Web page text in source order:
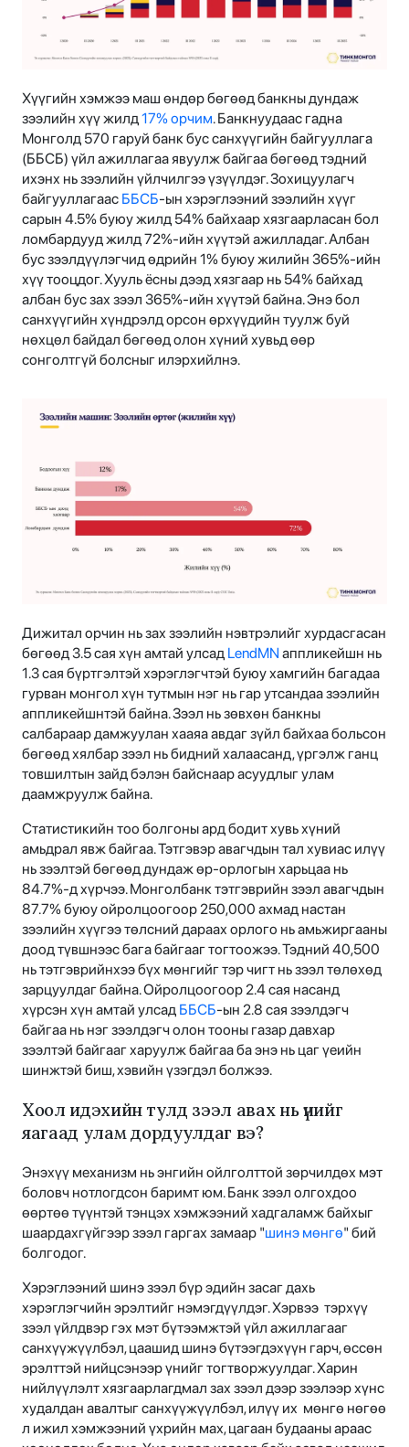
Хүүгийн хэмжээ маш өндөр бөгөөд банкны дундаж
зээлийн хүү жилд17% орчим. Банкнуудаас гадна
Монголд 570 гаруй банк бус санхүүгийн байгууллага
(ББСБ) үйл ажиллагаа явуулж байгаа бөгөөд тэдний
ихэнх нь зээлийн үйлчилгээ үзүүлдэг. Зохицуулагч
байгууллагаас ББСБ-ын хэрэглээний зээлийн хүүг
сарын 4.5% буюу жилд 54% байхаар хязгаарласан бол
ломбардууд жилд 72%-ийн хүүтэй ажилладаг. Албан
бус зээлдүүлэгчид өдрийн 1% буюу жилийн 365%-ийн
хүү тооцдог. Хууль ёсны дээд хязгаар нь 54% байхад
албан бус зах зээл 365%-ийн хүүтэй байна. Энэ бол
санхүүгийн хүндрэлд орсон өрхүүдийн туулж буй
нөхцөл байдал бөгөөд олон хүний хувьд өөр
сонголтгүй болсныг илэрхийлнэ.
Дижитал орчин нь зах зээлийн нэвтрэлийг хурдасгасан
бөгөөд 3.5 сая хүн амтай улсад LendMN аппликейшн нь
1.3 сая бүртгэлтэй хэрэглэгчтэй буюу хамгийн багадаа
гурван монгол хүн тутмын нэг нь гар утсандаа зээлийн
аппликейшнтэй байна. Зээл нь зөвхөн банкны
салбараар дамжуулан хааяа авдаг зүйл байхаа больсон
бөгөөд хялбар зээл нь бидний халаасанд, үргэлж ганц
товшилтын зайд бэлэн байснаар асуудлыг улам
даамжруулж байна.
Статистикийн тоо болгоны ард бодит хувь хүний
амьдрал явж байгаа. Тэтгэвэр авагчдын тал хувиас илүү
нь зээлтэй бөгөөд дундаж өр-орлогын харьцаа нь
84.7%-д хүрчээ. Монголбанк тэтгэврийн зээл авагчдын
87.7% буюу ойролцоогоор 250,000 ахмад настан
зээлийн хүүгээ төлсний дараах орлого нь амьжиргааны
доод түвшнээс бага байгааг тогтоожээ. Тэдний 40,500
нь тэтгэврийнхээ бүх мөнгийг тэр чигт нь зээл төлөхөд
зарцуулдаг байна. Ойролцоогоор 2.4 сая насанд
хүрсэн хүн амтай улсад ББСБ-ын 2.8 сая зээлдэгч
байгаа нь нэг зээлдэгч олон тооны газар давхар
зээлтэй байгааг харуулж байгаа ба энэ нь цаг үеийн
шинжтэй биш, хэвийн үзэгдэл болжээ.
Хоол идэхийн тулд зээл авах нь үнийг
яагаад улам дордуулдаг вэ?
Энэхүү механизм нь энгийн ойлголттой зөрчилдөх мэт
боловч нотлогдсон баримт юм. Банк зээл олгохдоо
өөртөө түүнтэй тэнцэх хэмжээний хадгаламж байхыг
шаардахгүйгээр зээл гаргах замаар "шинэ мөнгө" бий
болгодог.
Хэрэглээний шинэ зээл бүр эдийн засаг дахь
хэрэглэгчийн эрэлтийг нэмэгдүүлдэг. Хэрвээ тэрхүү
зээл үйлдвэр гэх мэт бүтээмжтэй үйл ажиллагааг
санхүүжүүлбэл, цаашид шинэ бүтээгдэхүүн гарч, өссөн
эрэлттэй нийцсэнээр үнийг тогтворжуулдаг. Харин
нийлүүлэлт хязгаарлагдмал зах зээл дээр зээлээр хүнс
худалдан авалтыг санхүүжүүлбэл, илүү их мөнгө нөгөө
л ижил хэмжээний үхрийн мах, цагаан будааны араас